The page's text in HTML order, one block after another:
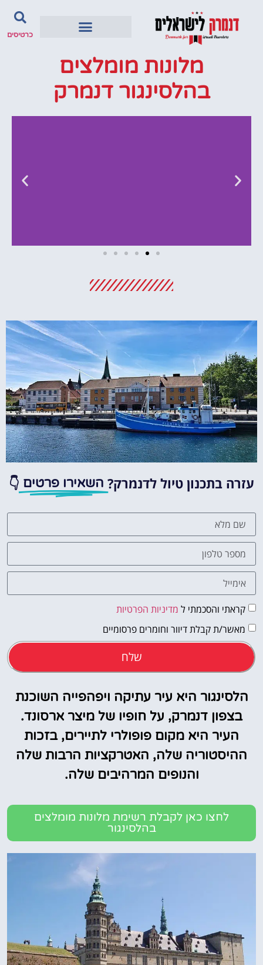
כרטיסים
מלונות מומלצים
בהלסינגור דנמרק
מציאת מלון
לחצו
עזרה בתכנון טיול לדנמרק? השאירו פרטים 👇
קראתי והסכמתי ל מדיניות הפרטיות
מאשר/ת קבלת דיוור וחומרים פרסומיים
שלח
הלסינגור היא עיר עתיקה ויפהפייה השוכנת
בצפון דנמרק, על חופיו של מיצר ארסונד.
העיר היא מקום פופולרי לתיירים, בזכות
ההיסטוריה שלה, האטרקציות הרבות שלה
והנופים המרהיבים שלה.
לחצו כאן לקבלת רשימת מלונות מומלצים
בהלסינגור